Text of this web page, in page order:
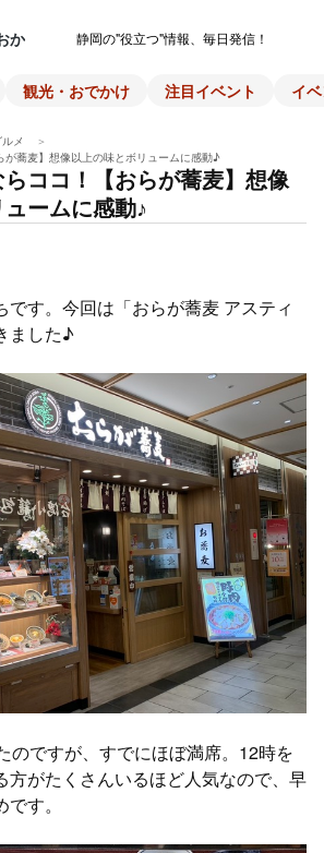
か 静岡の"役立つ"情報、毎日発信！
観光・おでかけ 注目イベント イ
メ
が蕎麦】想像以上の味とボリュームに感動♪
ココ！【おらが蕎麦】想像
ームに感動♪
です。今回は「おらが蕎麦 アスティ
ました♪
のですが、すでにほぼ満席。12時を
方がたくさんいるほど人気なので、早
す。